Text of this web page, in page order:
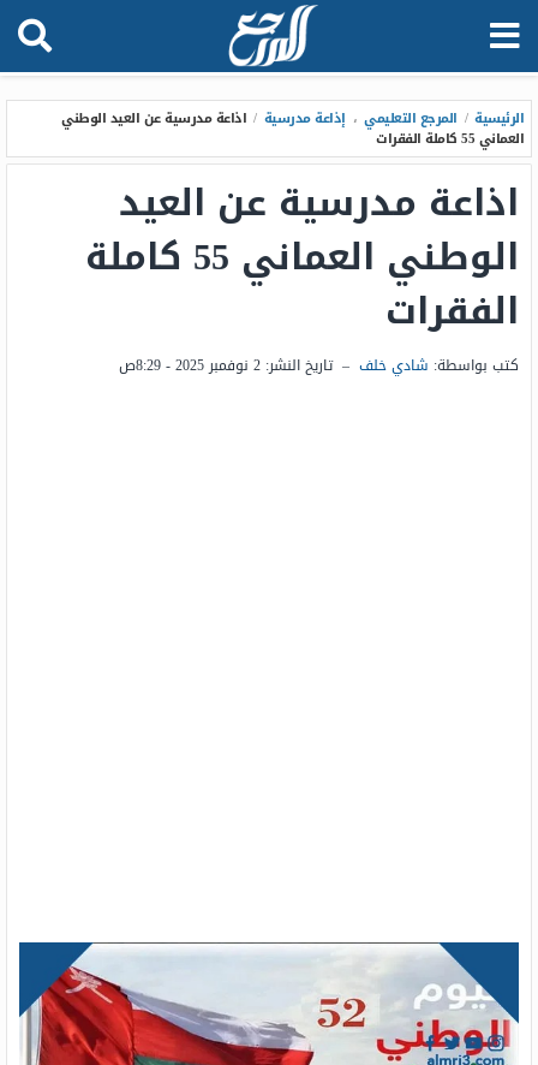
الرئيسية / المرجع التعليمي ، إذاعة مدرسية / اذاعة مدرسية عن العيد الوطني
العماني 55 كاملة الفقرات
اذاعة مدرسية عن العيد
الوطني العماني 55 كاملة
الفقرات
كتب بواسطة: شادي خلف – تاريخ النشر: 2 نوفمبر 2025 - 8:29ص